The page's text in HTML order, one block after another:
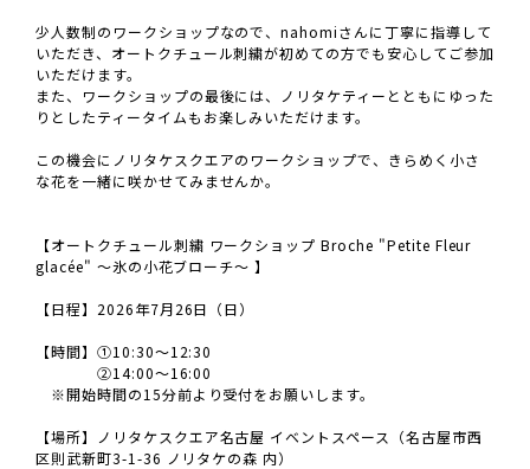
少人数制のワークショップなので、nahomiさんに丁寧に指導して
いただき、オートクチュール刺繍が初めての方でも安心してご参加
いただけます。
また、ワークショップの最後には、ノリタケティーとともにゆった
りとしたティータイムもお楽しみいただけます。
この機会にノリタケスクエアのワークショップで、きらめく小さ
な花を一緒に咲かせてみませんか。
【オートクチュール刺繍 ワークショップ Broche "Petite Fleur
glacée" ～氷の小花ブローチ～ 】
【日程】2026年7月26日（日）
【時間】①10:30～12:30
②14:00～16:00
※開始時間の15分前より受付をお願いします。
【場所】ノリタケスクエア名古屋 イベントスペース（名古屋市西
区則武新町3-1-36 ノリタケの森 内）